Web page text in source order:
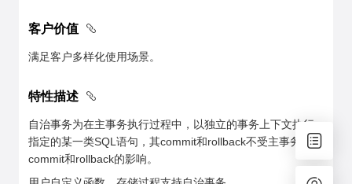
客户价值
满足客户多样化使用场景。
特性描述
自治事务为在主事务执行过程中，以独立的事务上下文执行
指定的某一类SQL语句，其commit和rollback不受主事务
commit和rollback的影响。